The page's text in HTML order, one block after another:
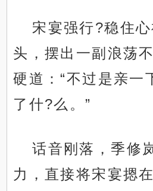
宋宴强行?稳住
头，摆出一副浪荡
硬道：“不过是亲一
了什?么。”
话音刚落，季修
力，直接将宋宴摁